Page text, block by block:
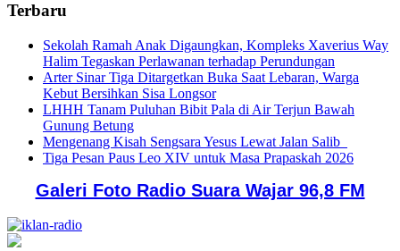
Terbaru
Sekolah Ramah Anak Digaungkan, Kompleks Xaverius Way
Halim Tegaskan Perlawanan terhadap Perundungan
Arter Sinar Tiga Ditargetkan Buka Saat Lebaran, Warga
Kebut Bersihkan Sisa Longsor
LHHH Tanam Puluhan Bibit Pala di Air Terjun Bawah
Gunung Betung
Mengenang Kisah Sengsara Yesus Lewat Jalan Salib
Tiga Pesan Paus Leo XIV untuk Masa Prapaskah 2026
Galeri Foto Radio Suara Wajar 96,8 FM